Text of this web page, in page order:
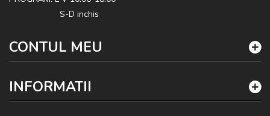
S-D inchis
CONTUL MEU
INFORMATII